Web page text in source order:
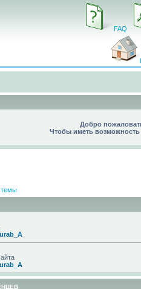
FAQ
Добро
Чтобы иметь возможность
темы